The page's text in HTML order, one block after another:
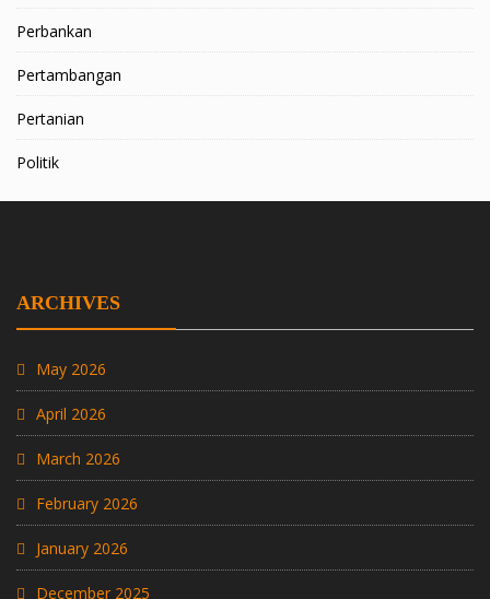
Perbankan
Pertambangan
Pertanian
Politik
ARCHIVES
May 2026
April 2026
March 2026
February 2026
January 2026
December 2025